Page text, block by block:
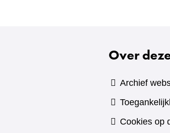
Over
Archief
Cookies op